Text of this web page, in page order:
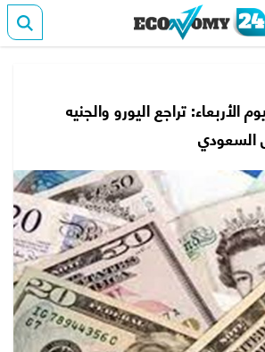
الأربعاء: تراجع اليورو والجنيه
السعودي